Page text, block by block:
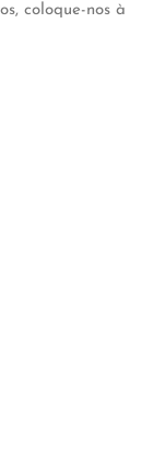
coloque-nos à